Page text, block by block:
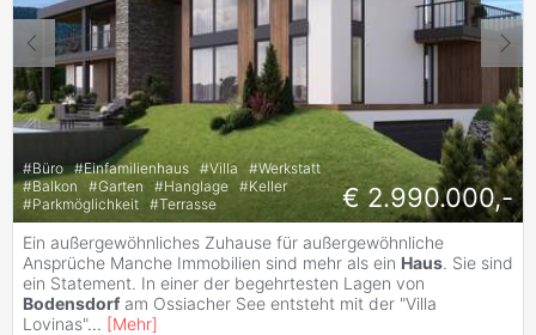
#Büro #Einfamilienhaus #Villa #Werkstatt
#Balkon #Garten #Hanglage #Keller
#Parkmöglichkeit #Terrasse € 2.990.000,-
Ein außergewöhnliches Zuhause für außergewöhnliche
Ansprüche Manche Immobilien sind mehr als ein Haus. Sie sind
ein Statement. In einer der begehrtesten Lagen von
Bodensdorf am Ossiacher See entsteht mit der "Villa
Lovinas"... [Mehr]